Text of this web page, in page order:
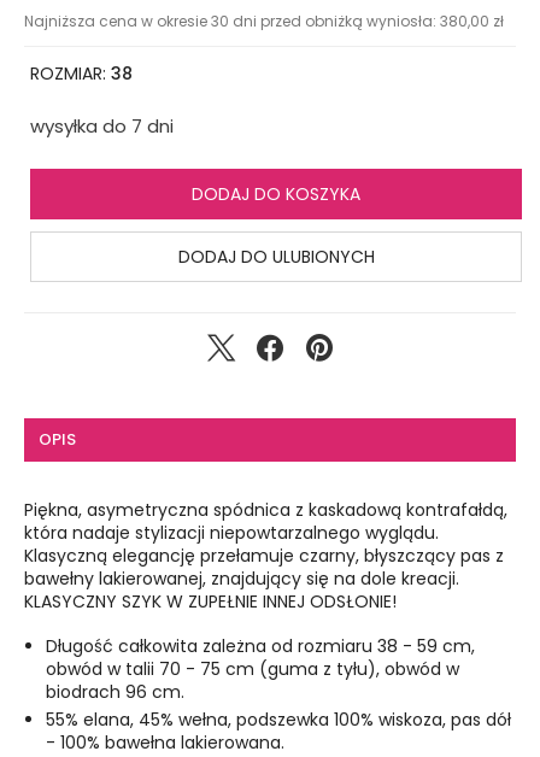
Najniższa cena w okresie 30 dni przed obniżką wyniosła: 380,00 zł
ROZMIAR: 38
wysyłka do 7 dni
DODAJ DO KOSZYKA
DODAJ DO ULUBIONYCH
OPIS
Piękna, asymetryczna spódnica z kaskadową kontrafałdą,
która nadaje stylizacji niepowtarzalnego wyglądu.
Klasyczną elegancję przełamuje czarny, błyszczący pas z
bawełny lakierowanej, znajdujący się na dole kreacji.
KLASYCZNY SZYK W ZUPEŁNIE INNEJ ODSŁONIE!
Długość całkowita zależna od rozmiaru 38 - 59 cm,
obwód w talii 70 - 75 cm (guma z tyłu), obwód w
biodrach 96 cm.
55% elana, 45% wełna, podszewka 100% wiskoza, pas dół
- 100% bawełna lakierowana.